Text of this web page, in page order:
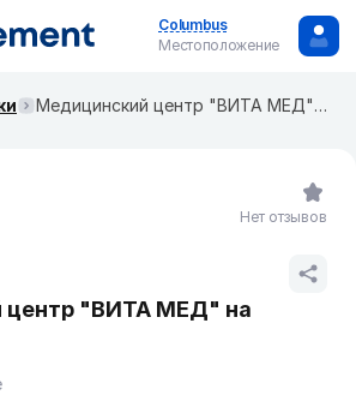
Columbus
Местоположение
Медицинский центр "ВИТА МЕД" на Молдавской
центр "ВИТА МЕД" на
Нет отзывов